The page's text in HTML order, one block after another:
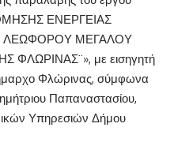
ΕΝΕΡΓΕΙΑΣ
ΛΕΩΦΟΡΟΥ ΜΕΓΑΛΟΥ
με εισηγητή
Φλώρινας, σύμφωνα
Παπαναστασίου,
Υπηρεσιών Δήμου